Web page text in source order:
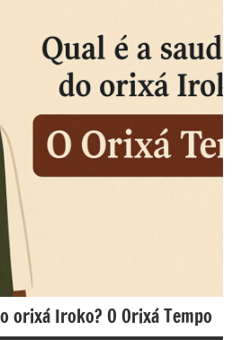
orixá Iroko? O Orixá Tempo